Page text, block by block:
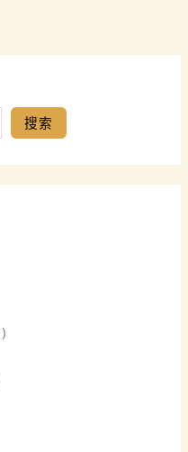
搜索